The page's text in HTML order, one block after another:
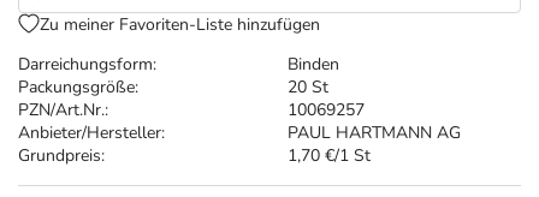
Darreichungsform:
Binden
Packungsgröße:
20 St
PZN/Art.Nr.:
10069257
Anbieter/Hersteller:
PAUL HARTMANN AG
Grundpreis:
1,70 €/1 St
Zu meiner Favoriten-Liste hinzufügen